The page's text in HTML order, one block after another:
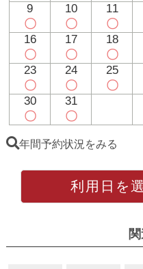
9
〇
10
〇
11
〇
16
〇
17
〇
18
〇
23
〇
24
〇
25
〇
30
〇
31
〇
年間予約状況をみる
利用日を